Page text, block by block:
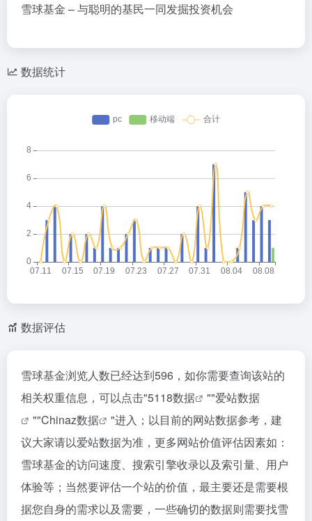
雪球基金 – 与聪明的基民一同发掘投资机会
数据统计
数据评估
雪球基金浏览人数已经达到596，如你需要查询该站的
相关权重信息，可以点击"5118数据 ""爱站数据
""Chinaz数据
"进入；以目前的网站数据参考，建
议大家请以爱站数据为准，更多网站价值评估因素如：
雪球基金的访问速度、搜索引擎收录以及索引量、用户
体验等；当然要评估一个站的价值，最主要还是需要根
据您自身的需求以及需要，一些确切的数据则需要找雪